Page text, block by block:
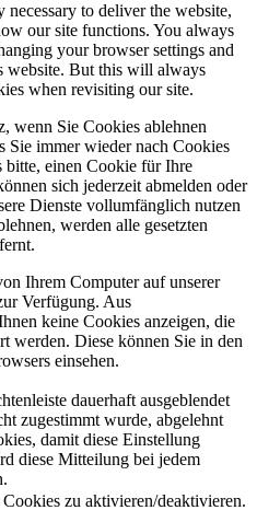
necessary to deliver the website,
our site functions. You always
your browser settings and
website. But this will always
when revisiting our site.
wenn Sie Cookies ablehnen
Sie immer wieder nach Cookies
bitte, einen Cookie für Ihre
sich jederzeit abmelden oder
Dienste vollumfänglich nutzen
werden alle gesetzten
Ihrem Computer auf unserer
Verfügung. Aus
keine Cookies anzeigen, die
werden. Diese können Sie in den
einsehen.
dauerhaft ausgeblendet
zugestimmt wurde, abgelehnt
damit diese Einstellung
diese Mitteilung bei jedem
zu aktivieren/deaktivieren.